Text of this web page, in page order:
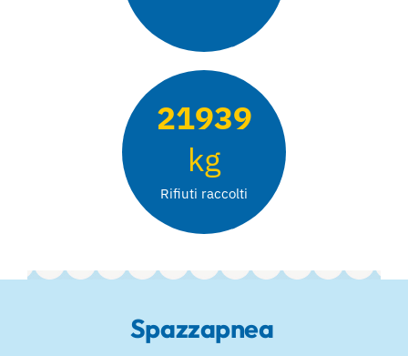
21939
kg
Rifiuti raccolti
Spazzapnea